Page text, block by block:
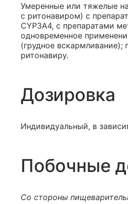
Умеренные или тяжелые
с ритонавиром) с
CYP3A4, с препаратами
одновременное
(грудное вскармливание);
ритонавиру.
Дозировка
Индивидуальный, в
Побочные
Со стороны